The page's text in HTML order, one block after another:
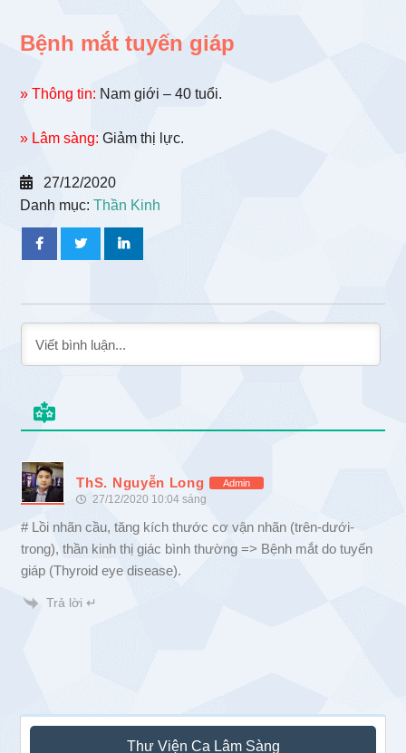
Bệnh mắt tuyến giáp
» Thông tin: Nam giới – 40 tuổi.
» Lâm sàng:Giảm thị lực.
27/12/2020
Danh mục:Thần Kinh
ThS. Nguyễn Long Admin
27/12/2020 10:04 sáng
# Lồi nhãn cầu, tăng kích thước cơ vận nhãn (trên-dưới-
trong), thần kinh thị giác bình thường => Bệnh mắt do tuyến
giáp (Thyroid eye disease).
Trả lời ↵
Sidebar
Thư Viện Ca Lâm Sàng